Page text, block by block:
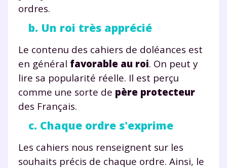
ordres.
b. Un roi très apprécié
Le contenu des cahiers de doléances est
en général favorable au roi. On peut y
lire sa popularité réelle. Il est perçu
comme une sorte de père protecteur
des Français.
c. Chaque ordre s'exprime
Les cahiers nous renseignent sur les
souhaits précis de chaque ordre. Ainsi, le